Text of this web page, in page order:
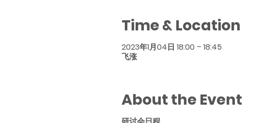
Time & Location
2023年1月04日 18:00 – 18:45
飞涨
About the Event